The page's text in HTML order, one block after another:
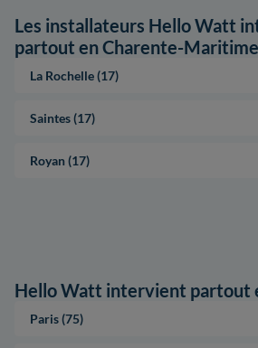
Les installateurs Hello Watt
partout en Charente-Maritime
La Rochelle (17)
Saintes (17)
Royan (17)
Hello Watt intervient partout
Paris (75)